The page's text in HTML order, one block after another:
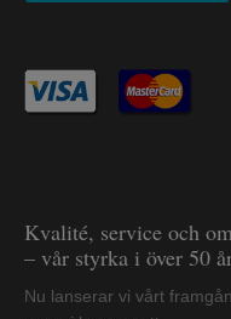
Kvalité, service och
– vår styrka i över 50
Nu lanserar vi vårt